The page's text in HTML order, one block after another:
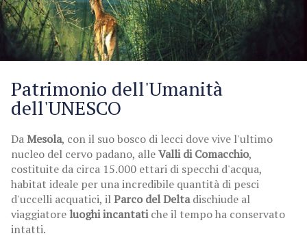
Patrimonio dell'Umanità
dell'UNESCO
DaMesola, con il suo bosco di lecci dove vive l'ultimo
nucleo del cervo padano, alleValli di Comacchio,
costituite da circa 15.000 ettari di specchi d'acqua,
habitat ideale per una incredibile quantità di pesci
d'uccelli acquatici, ilParco del Deltadischiude al
viaggiatoreluoghi incantatiche il tempo ha conservato
intatti.